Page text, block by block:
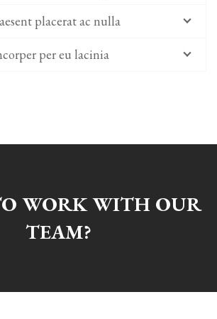
placerat ac nulla
per eu lacinia
WORK WITH OUR
TEAM?